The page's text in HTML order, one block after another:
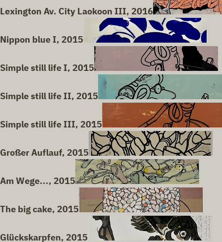
Lexington Av. City Laokoon III, 2016
Nippon blue I, 2015
Simple still life I, 2015
Simple still life II, 2015
Simple still life III, 2015
Großer Auflauf, 2015
Am Wege..., 2015
The big cake, 2015
Glückskarpfen, 2015